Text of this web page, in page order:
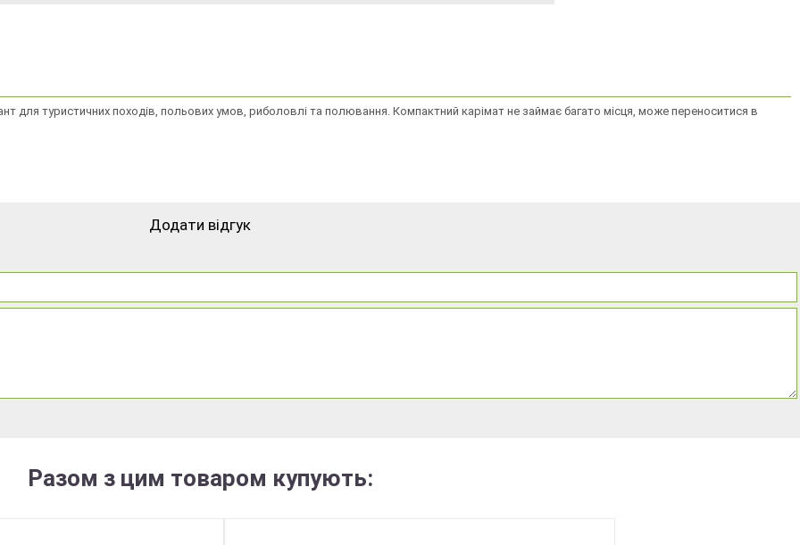
для туристичних походів, польових умов, риболовлі та полювання. Компактний карімат не займає багато місця, може переноситися в
Додати відгук
Разом з цим товаром купують: